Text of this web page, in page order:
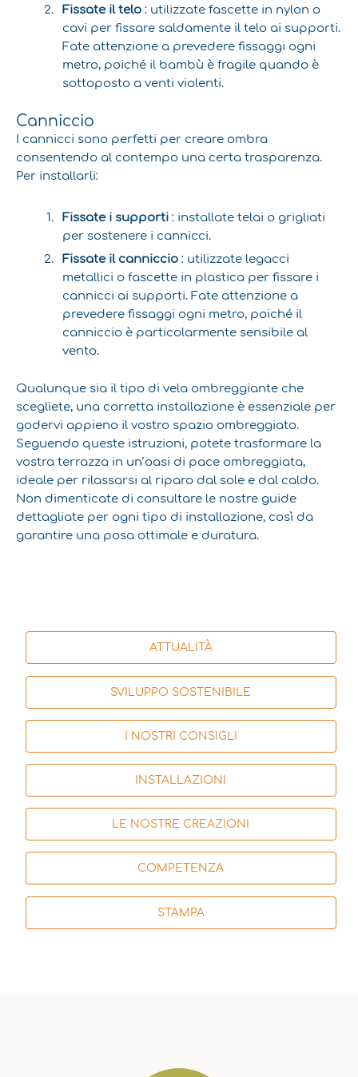
Fissate il telo : utilizzate fascette in nylon o
cavi per fissare saldamente il telo ai supporti.
Fate attenzione a prevedere fissaggi ogni
metro, poiché il bambù è fragile quando è
sottoposto a venti violenti.
Canniccio
I cannicci sono perfetti per creare ombra
consentendo al contempo una certa trasparenza.
Per installarli:
Fissate i supporti : installate telai o grigliati
per sostenere i cannicci.
Fissate il canniccio : utilizzate legacci
metallici o fascette in plastica per fissare i
cannicci ai supporti. Fate attenzione a
prevedere fissaggi ogni metro, poiché il
canniccio è particolarmente sensibile al
vento.
Qualunque sia il tipo di vela ombreggiante che
scegliete, una corretta installazione è essenziale per
godervi appieno il vostro spazio ombreggiato.
Seguendo queste istruzioni, potete trasformare la
vostra terrazza in un’oasi di pace ombreggiata,
ideale per rilassarsi al riparo dal sole e dal caldo.
Non dimenticate di consultare le nostre guide
dettagliate per ogni tipo di installazione, così da
garantire una posa ottimale e duratura.
ATTUALITÀ
SVILUPPO SOSTENIBILE
I NOSTRI CONSIGLI
INSTALLAZIONI
LE NOSTRE CREAZIONI
COMPETENZA
STAMPA